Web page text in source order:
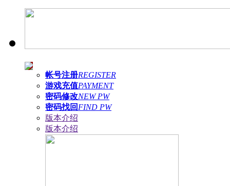
帐号注册REGISTER
游戏充值PAYMENT
密码修改NEW PW
密码找回 FIND PW
版本介绍
版本介绍